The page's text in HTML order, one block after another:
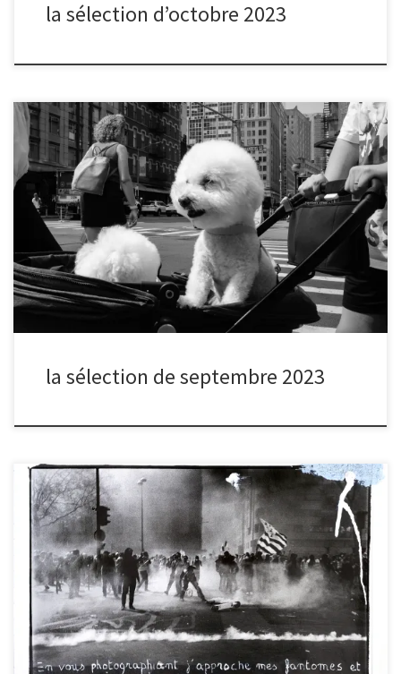
la sélection d’octobre 2023
Après chaque séance de partage, nous organisons un vote
électronique pour sélectionner la photo du mois, à la suite de
quoi le ou la photographe du mois est interviewé.
la sélection de septembre 2023
Après chaque séance de partage, nous organisons un vote
électronique pour sélectionner la photo du mois, à la suite de
quoi le ou la photographe du mois est interviewé.